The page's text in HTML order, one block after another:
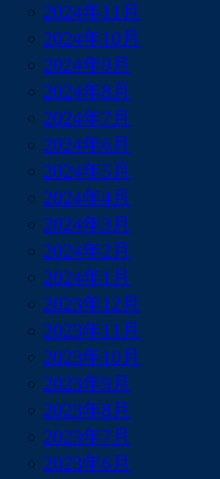
2024年11月
2024年10月
2024年9月
2024年8月
2024年7月
2024年6月
2024年5月
2024年4月
2024年3月
2024年2月
2024年1月
2023年12月
2023年11月
2023年10月
2023年9月
2023年8月
2023年7月
2023年6月